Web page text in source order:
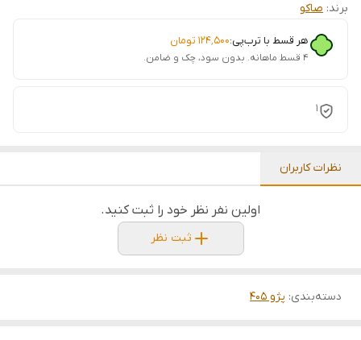
برند: صاکو
هر قسط با ترب‌پی:۱۲۴٬۵۰۰ تومان
۴ قسط ماهانه. بدون سود، چک و ضامن.
1
نظرات کاربران
اولین نفر نظر خود را ثبت کنید.
ثبت نظر
دسته‌بندی: پژو 405